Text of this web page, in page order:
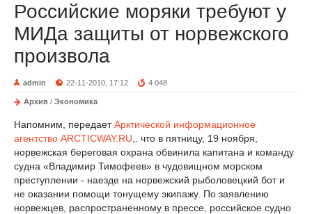
Российские моряки требуют у
МИДа защиты от норвежского
произвола
admin 22-11-2010, 17:12 4 048
Архив / Экономика
Напомним, передаетАрктической информационное
агентство ARCTICWAY.RU ,. что в пятницу, 19 ноября,
норвежская береговая охрана обвинила капитана и команду
судна «Владимир Тимофеев» в чудовищном морском
преступлении - наезде на норвежский рыболовецкий бот и
не оказании помощи тонущему экипажу. По заявлению
норвежцев, распространенному в прессе, российское судно